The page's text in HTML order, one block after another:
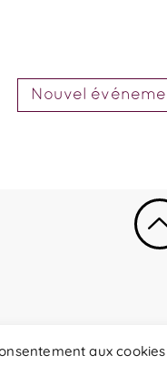
aux cookies
Nouvel